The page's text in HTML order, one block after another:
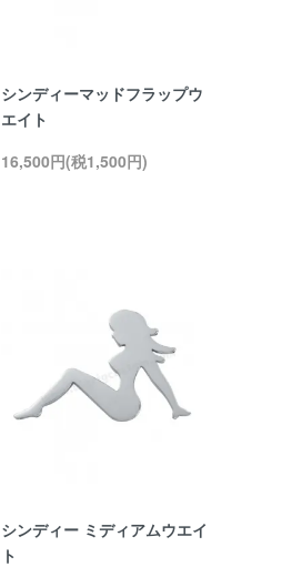
シンディーマッドフラップウ
エイト
16,500円(税1,500円)
シンディー ミディアムウエイ
ト